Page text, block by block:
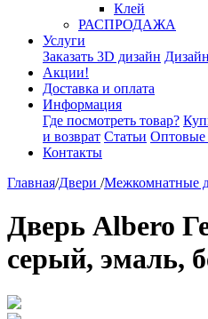
Клей
РАСПРОДАЖА
Услуги
Заказать 3D дизайн
Акции!
Доставка и оплата
Информация
Где посмотреть товар?
и возврат Статьи Оптовые
Контакты
Главная/Двери /Межкомнатные
Дверь Albero
серый, эмаль,